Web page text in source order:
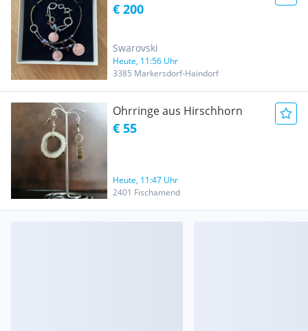
€ 200
Swarovski
Heute, 11:56 Uhr
3385 Markersdorf-Haindorf
Ohrringe aus Hirschhorn
€ 55
Heute, 11:47 Uhr
2401 Fischamend